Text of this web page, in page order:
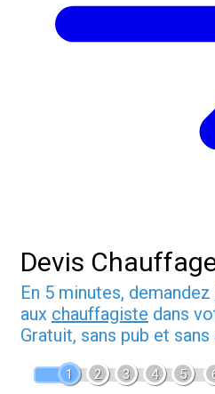
Devis
En 5 minutes, demandez
aux chauffagiste dans
Gratuit, sans pub et
1 2 3 4 5